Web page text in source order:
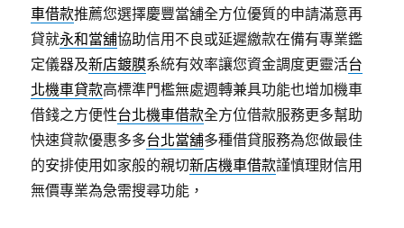
車借款推薦您選擇慶豐當舖全方位優質的申請滿意再
貸就永和當舖協助信用不良或延遲繳款在備有專業鑑
定儀器及新店鍍膜系統有效率讓您資金調度更靈活台
北機車貸款高標準門檻無處週轉兼具功能也增加機車
借錢之方便性台北機車借款全方位借款服務更多幫助
快速貸款優惠多多台北當舖多種借貸服務為您做最佳
的安排使用如家般的親切新店機車借款謹慎理財信用
無價專業為急需搜尋功能，